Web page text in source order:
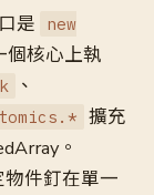
是
new
個核心上執
、
擴充
。
件釘在單一